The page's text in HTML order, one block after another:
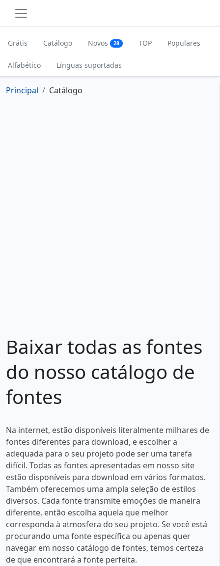
Grátis Catálogo Novos 28 TOP Populares
Alfabético Línguas suportadas
Principal Catálogo
Baixar todas as fontes
do nosso catálogo de
fontes
Na internet, estão disponíveis literalmente milhares de
fontes diferentes para download, e escolher a
adequada para o seu projeto pode ser uma tarefa
difícil. Todas as fontes apresentadas em nosso site
estão disponíveis para download em vários formatos.
Também oferecemos uma ampla seleção de estilos
diversos. Cada fonte transmite emoções de maneira
diferente, então escolha aquela que melhor
corresponda à atmosfera do seu projeto. Se você está
procurando uma fonte específica ou apenas quer
navegar em nosso catálogo de fontes, temos certeza
de que encontrará a fonte perfeita.